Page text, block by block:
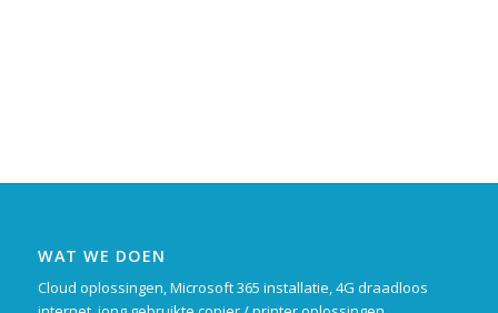
WAT WE DOEN
Cloud oplossingen, Microsoft 365 installatie, 4G draadloos